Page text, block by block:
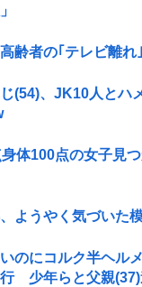
齢者の｢テレビ離れ
じ(54)、JK10人とハ
身体100点の女子見
、ようやく気づいた
のにコルク半ヘル
行 少年らと父親